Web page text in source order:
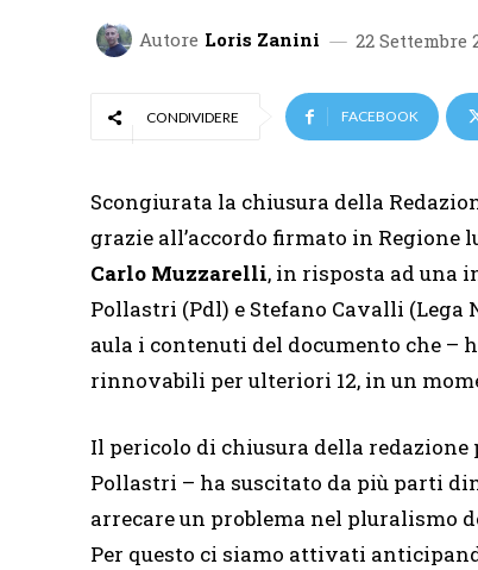
Autore Loris Zanini 22 Settembre
CONDIVIDERE FACEBOOK
Scongiurata la chiusura della
grazie all’accordo firmato in Regione
Carlo Muzzarelli, in risposta ad una
Pollastri (Pdl) e Stefano Cavalli
aula i contenuti del documento che –
rinnovabili per ulteriori 12, in un
Il pericolo di chiusura della
Pollastri – ha suscitato da più parti
arrecare un problema nel pluralismo
Per questo ci siamo attivati